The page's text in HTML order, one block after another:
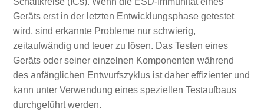
Geräts erst in der letzten Entwicklungsphase getestet
wird, sind erkannte Probleme nur schwierig,
zeitaufwändig und teuer zu lösen. Das Testen eines
Geräts oder seiner einzelnen Komponenten während
des anfänglichen Entwurfszyklus ist daher effizienter und
kann unter Verwendung eines speziellen Testaufbaus
durchgeführt werden.